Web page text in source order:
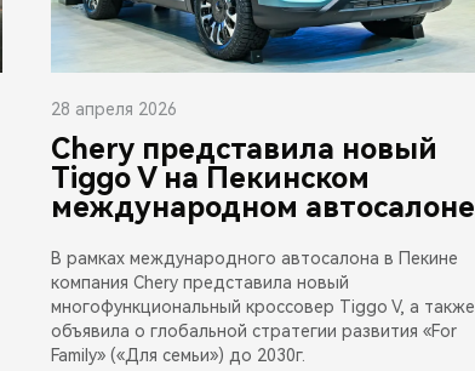
28 апреля 2026
Chery представила новый
Tiggo V на Пекинском
международном автосалоне
В рамках международного автосалона в Пекине
компания Chery представила новый
многофункциональный кроссовер Tiggo V, а также
объявила о глобальной стратегии развития «For
Family» («Для семьи») до 2030г.